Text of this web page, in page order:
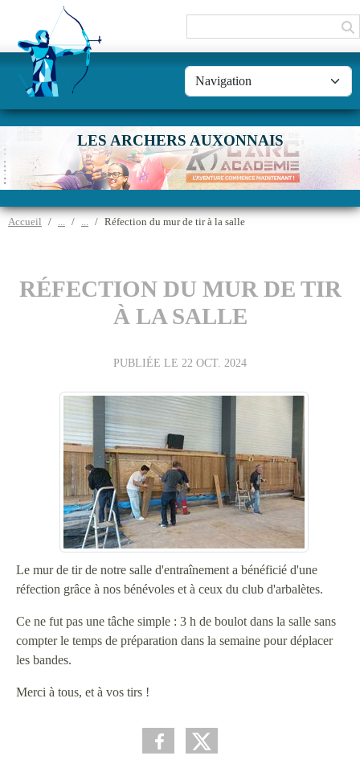
LES ARCHERS AUXONNAIS
Accueil Réfection du mur de tir à la salle
RÉFECTION DU MUR DE TIR
À LA SALLE
PUBLIÉE LE 22 OCT. 2024
Le mur de tir de notre salle d'entraînement a bénéficié d'une
réfection grâce à nos bénévoles et à ceux du club d'arbalètes.
Ce ne fut pas une tâche simple : 3 h de boulot dans la salle sans
compter le temps de préparation dans la semaine pour déplacer
les bandes.
Merci à tous, et à vos tirs !
Panneau de gestion des cookies